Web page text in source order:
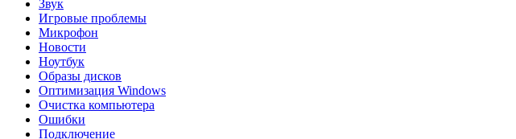
Звук
Игровые проблемы
Микрофон
Новости
Ноутбук
Образы дисков
Оптимизация Windows
Очистка компьютера
Ошибки
Подключение